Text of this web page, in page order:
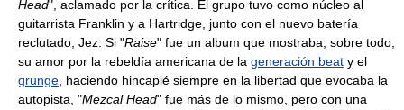
Head", aclamado por la crítica. El grupo tuvo como núcleo al
guitarrista Franklin y a Hartridge, junto con el nuevo batería
reclutado, Jez. Si "Raise" fue un album que mostraba, sobre todo,
su amor por la rebeldía americana de la generación beat y el
grunge , haciendo hincapié siempre en la libertad que evocaba la
autopista, "Mezcal Head" fue más de lo mismo, pero con una